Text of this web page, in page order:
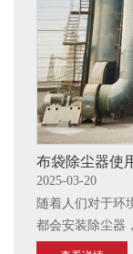
布袋除尘器使
2025-03-20
随着人们对于环
都会安装除尘器
袋老化以后会出